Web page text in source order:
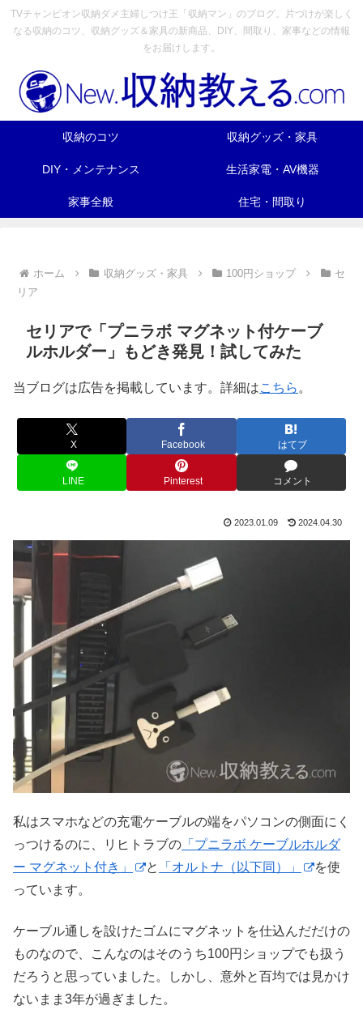
TVチャンピオン収納ダメ主婦しつけ王「収納マン」のブログ。片づけが楽しく
なる収納のコツ、収納グッズ＆家具の新商品、DIY、間取り、家事などの情報
をお届けします。
収納のコツ 収納グッズ・家具
DIY・メンテナンス 生活家電・AV機器
家事全般 住宅・間取り
ホーム 収納グッズ・家具 100円ショップ
セ
リア
セリアで「プニラボ マグネット付ケーブ
ルホルダー」もどき発見！試してみた
当ブログは広告を掲載しています。詳細はこちら 。
X Facebook はてブ
LINE Pinterest コメント
2023.01.09 2024.04.30
私はスマホなどの充電ケーブルの端をパソコンの側面にく
っつけるのに、リヒトラブの 「プニラボ ケーブルホルダ
ー マグネット付き」
と 「オルトナ（以下同）」
を使
っています。
ケーブル通しを設けたゴムにマグネットを仕込んだだけの
ものなので、こんなのはそのうち100円ショップでも扱う
だろうと思っていました。しかし、意外と百均では見かけ
ないまま3年が過ぎました。